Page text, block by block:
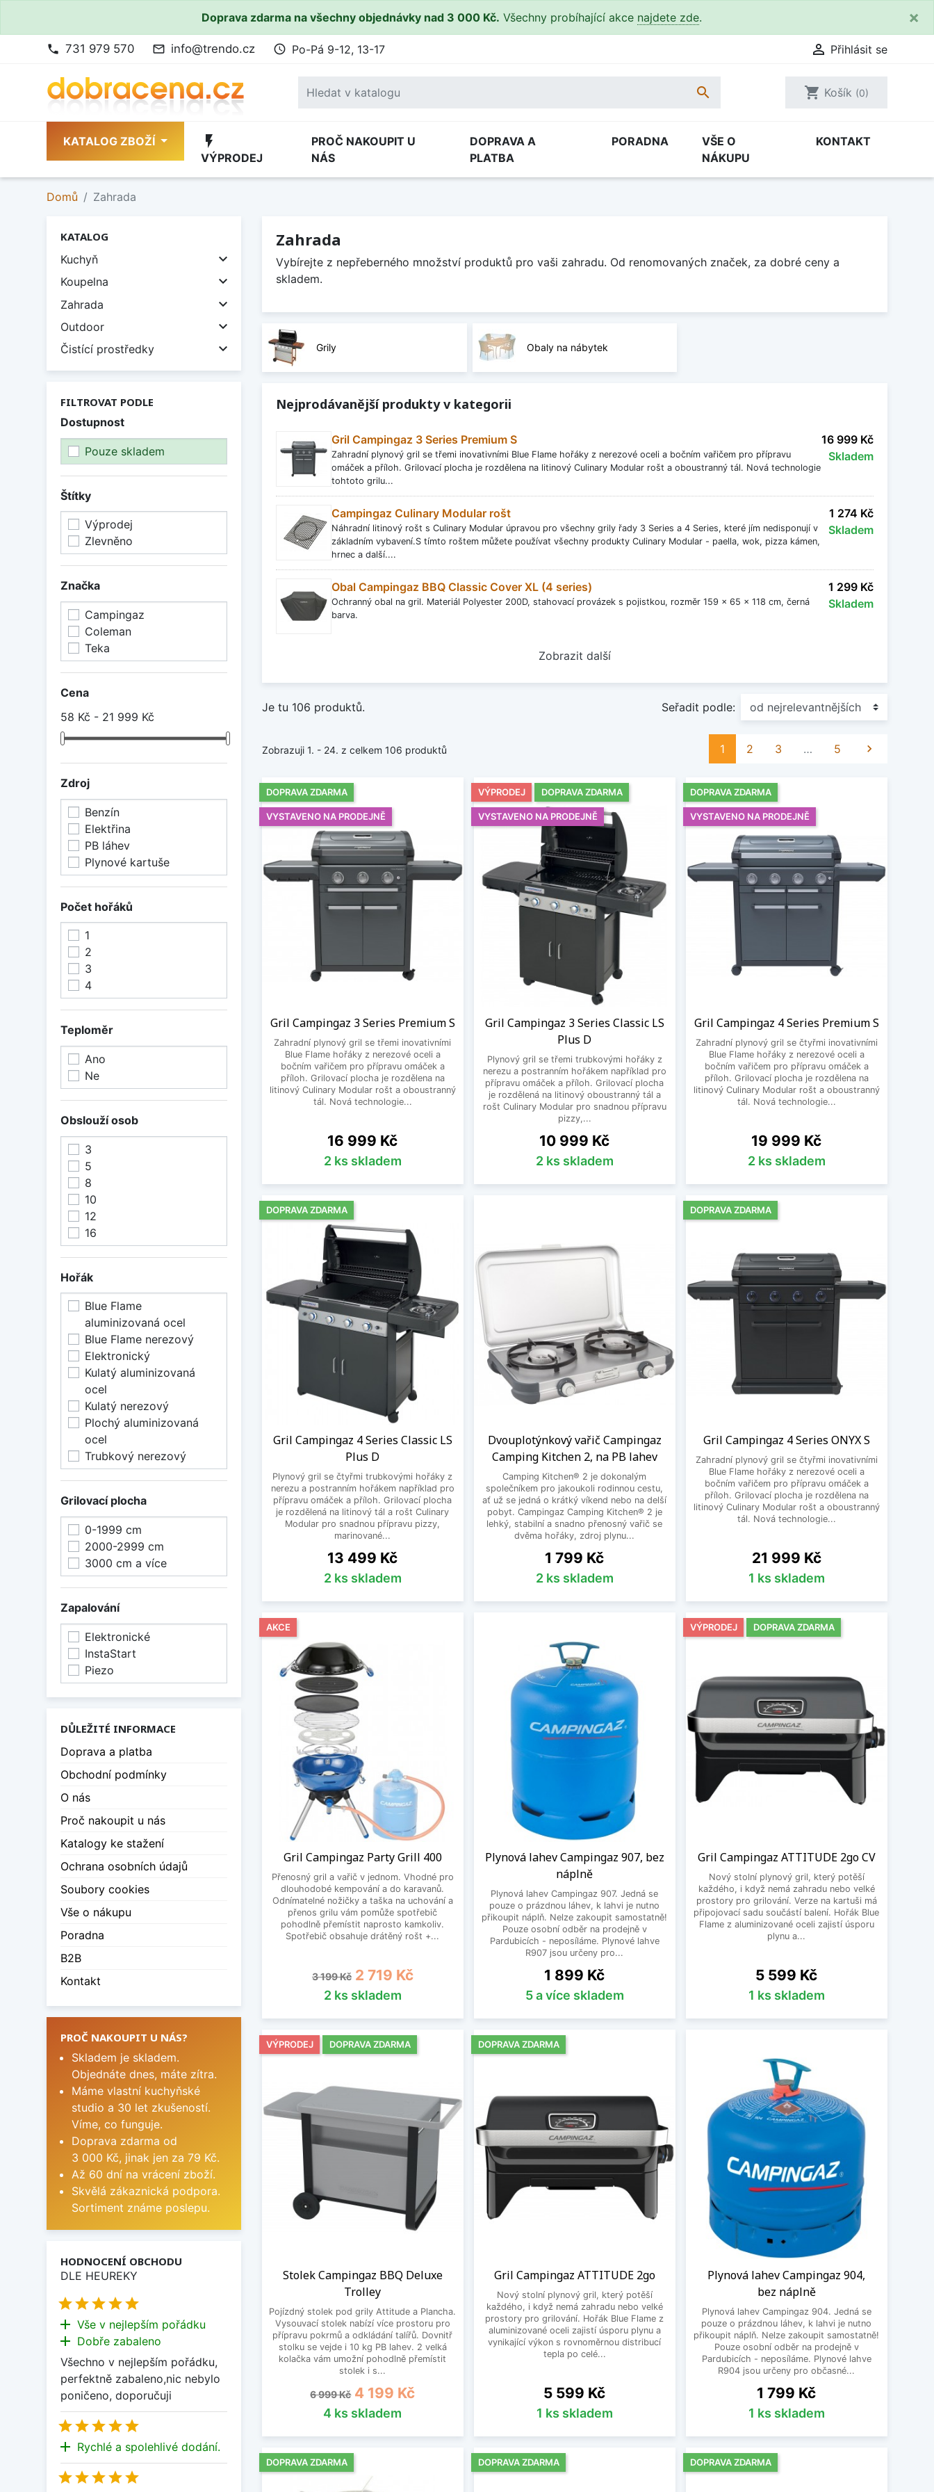
Doprava zdarma na všechny objednávky nad 3 000 Kč. Všechny probíhající akce najdete zde. ×
phone 731 979 570 mail_outline info@trendo.cz access_time Po-Pá 9-12, 13-17  Přihlásit se
 shopping_cart Košík (0)
KATALOG ZBOŽÍ flash_on
VÝPRODEJ
PROČ NAKOUPIT U
NÁS
DOPRAVA A
PLATBA
PORADNA
VŠE O
NÁKUPU
KONTAKT
Domů Zahrada
KATALOG
Kuchyň

Koupelna 
Zahrada 
Outdoor 
Čistící prostředky 
FILTROVAT PODLE
Dostupnost
Pouze skladem
Štítky
Výprodej
Zlevněno
Značka
Campingaz
Coleman
Teka
Cena
58 Kč - 21 999 Kč
Zdroj
Benzín
Elektřina
PB láhev
Plynové kartuše
Počet hořáků
1
2
3
4
Teploměr
Ano
Ne
Obslouží osob
3
5
8
10
12
16
Hořák
Blue Flame
aluminizovaná ocel
Blue Flame nerezový
Elektronický
Kulatý aluminizovaná
ocel
Kulatý nerezový
Plochý aluminizovaná
ocel
Trubkový nerezový
Grilovací plocha
0-1999 cm
2000-2999 cm
3000 cm a více
Zapalování
Elektronické
InstaStart
Piezo
DŮLEŽITÉ INFORMACE
Doprava a platba
Obchodní podmínky
O nás
Proč nakoupit u nás
Katalogy ke stažení
Ochrana osobních údajů
Soubory cookies
Vše o nákupu
Poradna
B2B
Kontakt
PROČ NAKOUPIT U NÁS?
Skladem je skladem.
Objednáte dnes, máte zítra.
Máme vlastní kuchyňské
studio a 30 let zkušeností.
Víme, co funguje.
Doprava zdarma od
3 000 Kč, jinak jen za 79 Kč.
Až 60 dní na vrácení zboží.
Skvělá zákaznická podpora.
Sortiment známe poslepu.
HODNOCENÍ OBCHODU
DLE HEUREKY

add Vše v nejlepším pořádku
add Dobře zabaleno
Všechno v nejlepším pořádku,
perfektně zabaleno,nic nebylo
poničeno, doporučuji

add Rychlé a spolehlivé dodání.

Zahrada
Vybírejte z nepřeberného množství produktů pro vaši zahradu. Od renomovaných značek, za dobré ceny a
skladem.
Grily Obaly na nábytek
Nejprodávanější produkty v kategorii
Gril Campingaz 3 Series Premium S
Zahradní plynový gril se třemi inovativními Blue Flame hořáky z nerezové oceli a bočním vařičem pro přípravu
omáček a příloh. Grilovací plocha je rozdělena na litinový Culinary Modular rošt a oboustranný tál. Nová technologie
tohtoto grilu...
16 999 Kč
Skladem
Campingaz Culinary Modular rošt
Náhradní litinový rošt s Culinary Modular úpravou pro všechny grily řady 3 Series a 4 Series, které jím nedisponují v
základním vybavení.S tímto roštem můžete používat všechny produkty Culinary Modular - paella, wok, pizza kámen,
hrnec a další....
1 274 Kč
Skladem
Obal Campingaz BBQ Classic Cover XL (4 series)
Ochranný obal na gril. Materiál Polyester 200D, stahovací provázek s pojistkou, rozměr 159 x 65 x 118 cm, černá
barva.
1 299 Kč
Skladem
Zobrazit další
Je tu 106 produktů. Seřadit podle:
Zobrazuji 1. - 24. z celkem 106 produktů 1 2 3 … 5 Další

Gril Campingaz 3 Series Premium S
Zahradní plynový gril se třemi inovativními
Blue Flame hořáky z nerezové oceli a
bočním vařičem pro přípravu omáček a
příloh. Grilovací plocha je rozdělena na
litinový Culinary Modular rošt a oboustranný
tál. Nová technologie...
Cena
16 999 Kč
2 ks skladem
DOPRAVA ZDARMA
VYSTAVENO NA PRODEJNĚ
Gril Campingaz 3 Series Classic LS
Plus D
Plynový gril se třemi trubkovými hořáky z
nerezu a postranním hořákem například pro
přípravu omáček a příloh. Grilovací plocha
je rozdělená na litinový oboustranný tál a
rošt Culinary Modular pro snadnou přípravu
pizzy,...
Cena
10 999 Kč
2 ks skladem
VÝPRODEJ DOPRAVA ZDARMA
VYSTAVENO NA PRODEJNĚ
Gril Campingaz 4 Series Premium S
Zahradní plynový gril se čtyřmi inovativními
Blue Flame hořáky z nerezové oceli a
bočním vařičem pro přípravu omáček a
příloh. Grilovací plocha je rozdělena na
litinový Culinary Modular rošt a oboustranný
tál. Nová technologie...
Cena
19 999 Kč
2 ks skladem
DOPRAVA ZDARMA
VYSTAVENO NA PRODEJNĚ
Gril Campingaz 4 Series Classic LS
Plus D
Plynový gril se čtyřmi trubkovými hořáky z
nerezu a postranním hořákem například pro
přípravu omáček a příloh. Grilovací plocha
je rozdělená na litinový tál a rošt Culinary
Modular pro snadnou přípravu pizzy,
marinované...
Cena
13 499 Kč
2 ks skladem
DOPRAVA ZDARMA
Dvouplotýnkový vařič Campingaz
Camping Kitchen 2, na PB lahev
Camping Kitchen® 2 je dokonalým
společníkem pro jakoukoli rodinnou cestu,
ať už se jedná o krátký víkend nebo na delší
pobyt. Campingaz Camping Kitchen® 2 je
lehký, stabilní a snadno přenosný vařič se
dvěma hořáky, zdroj plynu...
Cena
1 799 Kč
2 ks skladem
Gril Campingaz 4 Series ONYX S
Zahradní plynový gril se čtyřmi inovativními
Blue Flame hořáky z nerezové oceli a
bočním vařičem pro přípravu omáček a
příloh. Grilovací plocha je rozdělena na
litinový Culinary Modular rošt a oboustranný
tál. Nová technologie...
Cena
21 999 Kč
1 ks skladem
DOPRAVA ZDARMA
Gril Campingaz Party Grill 400
Přenosný gril a vařič v jednom. Vhodné pro
dlouhodobé kempování a do karavanů.
Odnímatelné nožičky a taška na uchování a
přenos grilu vám pomůže spotřebič
pohodlně přemístit naprosto kamkoliv.
Spotřebič obsahuje drátěný rošt +...
Běžná cena
3 199 Kč Cena
2 719 Kč
2 ks skladem
AKCE
Plynová lahev Campingaz 907, bez
náplně
Plynová lahev Campingaz 907. Jedná se
pouze o prázdnou láhev, k lahvi je nutno
přikoupit náplň. Nelze zakoupit samostatně!
Pouze osobní odběr na prodejně v
Pardubicích - neposíláme. Plynové lahve
R907 jsou určeny pro...
Cena
1 899 Kč
5 a více skladem
Gril Campingaz ATTITUDE 2go CV
Nový stolní plynový gril, který potěší
každého, i když nemá zahradu nebo velké
prostory pro grilování. Verze na kartuši má
připojovací sadu součástí balení. Hořák Blue
Flame z aluminizované oceli zajistí úsporu
plynu a...
Cena
5 599 Kč
1 ks skladem
VÝPRODEJ DOPRAVA ZDARMA
Stolek Campingaz BBQ Deluxe
Trolley
Pojízdný stolek pod grily Attitude a Plancha.
Vysouvací stolek nabízí více prostoru pro
přípravu pokrmů a odkládání talířů. Dovnitř
stolku se vejde i 10 kg PB lahev. 2 velká
kolačka vám umožní pohodlně přemístit
stolek i s...
Běžná cena
6 999 Kč Cena
4 199 Kč
4 ks skladem
VÝPRODEJ DOPRAVA ZDARMA
Gril Campingaz ATTITUDE 2go
Nový stolní plynový gril, který potěší
každého, i když nemá zahradu nebo velké
prostory pro grilování. Hořák Blue Flame z
aluminizované oceli zajistí úsporu plynu a
vynikající výkon s rovnoměrnou distribucí
tepla po celé...
Cena
5 599 Kč
1 ks skladem
DOPRAVA ZDARMA
Plynová lahev Campingaz 904,
bez náplně
Plynová lahev Campingaz 904. Jedná se
pouze o prázdnou láhev, k lahvi je nutno
přikoupit náplň. Nelze zakoupit samostatně!
Pouze osobní odběr na prodejně v
Pardubicích - neposíláme. Plynové lahve
R904 jsou určeny pro občasné...
Cena
1 799 Kč
1 ks skladem
DOPRAVA ZDARMA DOPRAVA ZDARMA DOPRAVA ZDARMA